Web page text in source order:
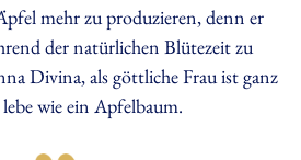
mehr zu produzieren, denn er
der natürlichen Blütezeit zu
Divina, als göttliche Frau ist ganz
wie ein Apfelbaum.